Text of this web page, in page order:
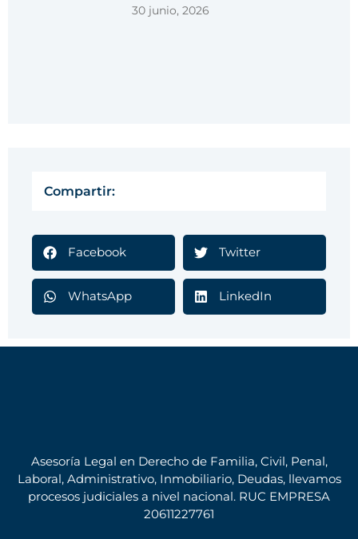
30 junio, 2026
Compartir:
Facebook Twitter
WhatsApp LinkedIn
Asesoría Legal en Derecho de Familia, Civil, Penal,
Laboral, Administrativo, Inmobiliario, Deudas, llevamos
procesos judiciales a nivel nacional. RUC EMPRESA
20611227761